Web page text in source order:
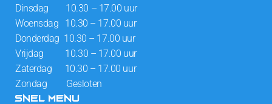
Dinsdag 10.30 – 17.00 uur
Woensdag 10.30 – 17.00 uur
Donderdag 10.30 – 17.00 uur
Vrijdag 10.30 – 17.00 uur
Zaterdag 10.30 – 17.00 uur
Zondag Gesloten
SNEL MENU